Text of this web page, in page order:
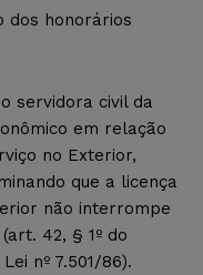
dos honorários
servidora civil da
em relação
no Exterior,
que a licença
não interrompe
42, § 1º do
nº 7.501/86).